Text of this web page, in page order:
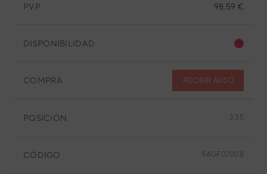
PVP 98,59 €
DISPONIBILIDAD
COMPRA RECIBIR AVISO
POSICIÓN 3.35
CÓDIGO 9AGF07008